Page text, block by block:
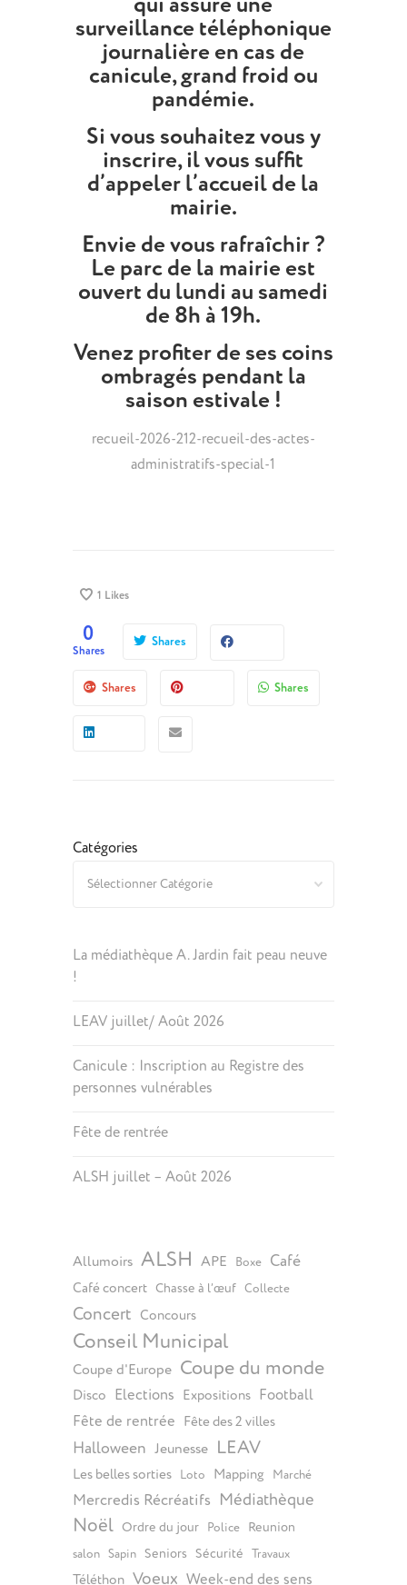
surveillance téléphonique
journalière en cas de
canicule, grand froid ou
pandémie.
Si vous souhaitez vous y
inscrire, il vous suffit
d’appeler l’accueil de la
mairie.
Envie de vous rafraîchir ?
Le parc de la mairie est
ouvert du lundi au samedi
de 8h à 19h.
Venez profiter de ses coins
ombragés pendant la
saison estivale !
recueil-2026-212-recueil-des-actes-
administratifs-special-1
1 Likes
0
Shares
Shares
Shares Shares
Catégories
La médiathèque A. Jardin fait peau neuve
!
LEAV juillet/ Août 2026
Canicule : Inscription au Registre des
personnes vulnérables
Fête de rentrée
ALSH juillet – Août 2026
Allumoirs ALSH APE Boxe Café
Café concert Chasse à l’œuf Collecte
Concert Concours
Conseil Municipal
Coupe d'Europe Coupe du monde
Disco Elections Expositions Football
Fête de rentrée Fête des 2 villes
Halloween Jeunesse LEAV
Les belles sorties Loto Mapping Marché
Mercredis Récréatifs Médiathèque
Noël Ordre du jour Police Reunion
salon Sapin Seniors Sécurité Travaux
Téléthon Voeux Week-end des sens